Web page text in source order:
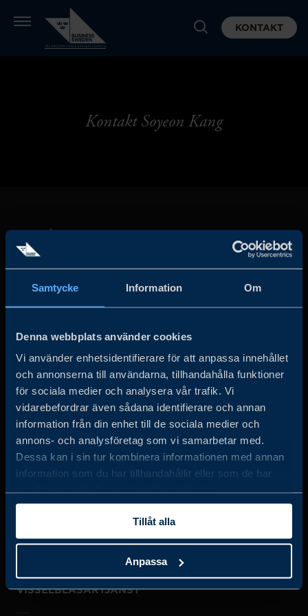
Samtycke Information Om
Denna webbplats använder cookies
Vi använder enhetsidentifierare för att anpassa innehållet
och annonserna till användarna, tillhandahålla funktioner
för sociala medier och analysera vår trafik. Vi
vidarebefordrar även sådana identifierare och annan
information från din enhet till de sociala medier och
annons- och analysföretag som vi samarbetar med.
Dessa kan i sin tur kombinera informationen med annan
information som du har tillhandahållit eller som de har
samlat in när du har använt deras tjänster.
Tillåt alla
Anpassa
KONTAKT
Kontakt Soyeon Kang
det privata näringslivet för att hjälpa svenska företag att
öka sin globala försäljning och internationella företag att
investera och expandera i Sverige.
JOBBA HOS OSS
OM OSS
VISSELBLÅSARTJÄNST